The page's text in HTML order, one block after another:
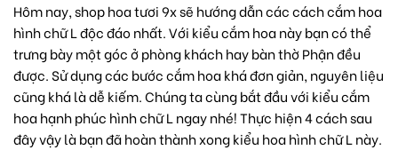
Hôm nay, shop hoa tươi 9x sẽ hướng dẫn các cách cắm hoa
hình chữ L độc đáo nhất. Với kiểu cắm hoa này bạn có thể
trưng bày một góc ở phòng khách hay bàn thờ Phận đều
được. Sử dụng các bước cắm hoa khá đơn giản, nguyên liệu
cũng khá là dễ kiếm. Chúng ta cùng bắt đầu với kiểu cắm
hoa hạnh phúc hình chữ L ngay nhé! Thực hiện 4 cách sau
đây vậy là bạn đã hoàn thành xong kiểu hoa hình chữ L này.